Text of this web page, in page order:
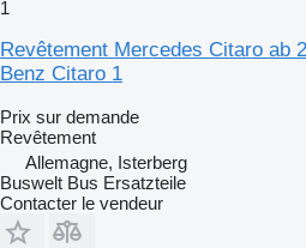
1
Revêtement Mercedes Citaro ab
Benz Citaro 1
Prix sur demande
Revêtement
Allemagne, Isterberg
Buswelt Bus Ersatzteile
Contacter le vendeur